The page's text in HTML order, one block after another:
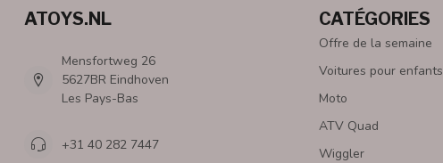
ATOYS.NL
Mensfortweg 26
5627BR Eindhoven
Les Pays-Bas
+31 40 282 7447
CATÉGORIES
Offre de la semaine
Voitures pour enfants
Moto
ATV Quad
Wiggler